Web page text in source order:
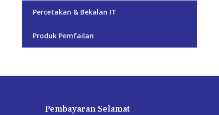
Percetakan & Bekalan IT
Produk Pemfailan
Pembayaran Selamat